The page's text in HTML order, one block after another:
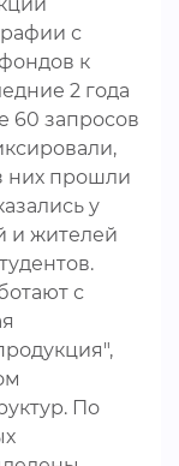
с
к
2 года
60 запросов
них прошли
у
и жителей
с
По